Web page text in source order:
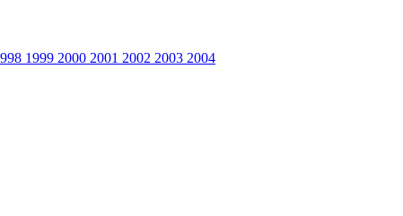
1999 2000 2001 2002 2003 2004